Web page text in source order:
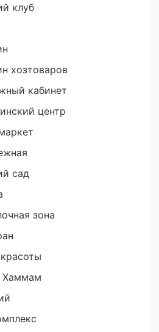
клуб
хозтоваров
кабинет
центр
сад
зона
Хаммам